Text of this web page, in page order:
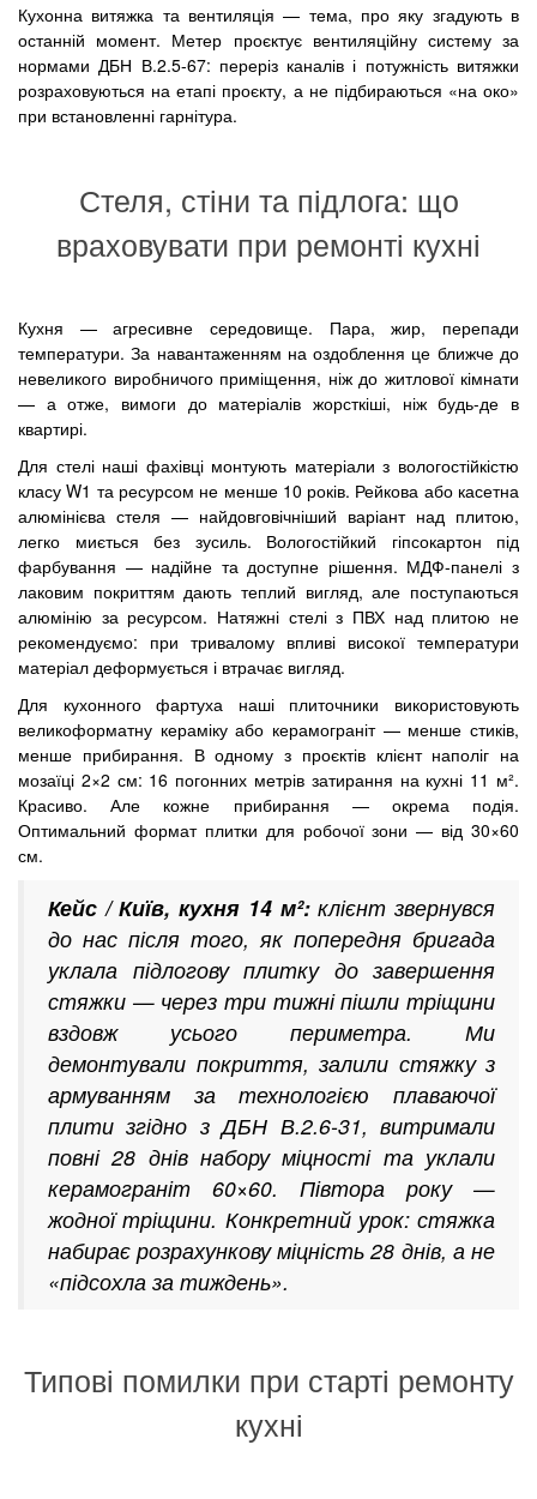
Кухонна витяжка та вентиляція — тема, про яку згадують в
останній момент. Метер проєктує вентиляційну систему за
нормами ДБН В.2.5-67: переріз каналів і потужність витяжки
розраховуються на етапі проєкту, а не підбираються «на око»
при встановленні гарнітура.
Стеля, стіни та підлога: що
враховувати при ремонті кухні
Кухня — агресивне середовище. Пара, жир, перепади
температури. За навантаженням на оздоблення це ближче до
невеликого виробничого приміщення, ніж до житлової кімнати
— а отже, вимоги до матеріалів жорсткіші, ніж будь-де в
квартирі.
Для стелі наші фахівці монтують матеріали з вологостійкістю
класу W1 та ресурсом не менше 10 років. Рейкова або касетна
алюмінієва стеля — найдовговічніший варіант над плитою,
легко миється без зусиль. Вологостійкий гіпсокартон під
фарбування — надійне та доступне рішення. МДФ-панелі з
лаковим покриттям дають теплий вигляд, але поступаються
алюмінію за ресурсом. Натяжні стелі з ПВХ над плитою не
рекомендуємо: при тривалому впливі високої температури
матеріал деформується і втрачає вигляд.
Для кухонного фартуха наші плиточники використовують
великоформатну кераміку або керамограніт — менше стиків,
менше прибирання. В одному з проєктів клієнт наполіг на
мозаїці 2×2 см: 16 погонних метрів затирання на кухні 11 м².
Красиво. Але кожне прибирання — окрема подія.
Оптимальний формат плитки для робочої зони — від 30×60
см.
Кейс / Київ, кухня 14 м²:клієнт звернувся
до нас після того, як попередня бригада
уклала підлогову плитку до завершення
стяжки — через три тижні пішли тріщини
вздовж усього периметра. Ми
демонтували покриття, залили стяжку з
армуванням за технологією плаваючої
плити згідно з ДБН В.2.6-31, витримали
повні 28 днів набору міцності та уклали
керамограніт 60×60. Півтора року —
жодної тріщини. Конкретний урок: стяжка
набирає розрахункову міцність 28 днів, а не
«підсохла за тиждень».
Типові помилки при старті ремонту
кухні